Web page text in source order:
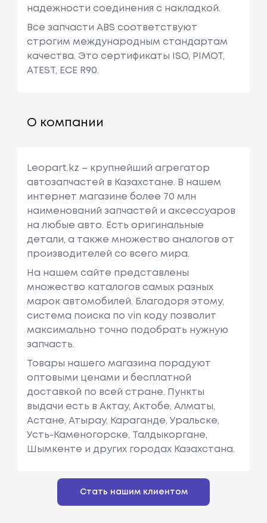
надежности соединения с накладкой.
Все запчасти ABS соответствуют
строгим международным стандартам
качества. Это сертификаты ISO, PIMOT,
ATEST, ЕСЕ R90.
О компании
Leopart.kz – крупнейший агрегатор
автозапчастей в Казахстане. В нашем
интернет магазине более 70 млн
наименований запчастей и аксессуаров
на любые авто. Есть оригинальные
детали, а также множество аналогов от
производителей со всего мира.
На нашем сайте представлены
множество каталогов самых разных
марок автомобилей. Благодоря этому,
система поиска по vin коду позволит
максимально точно подобрать нужную
запчасть.
Товары нашего магазина порадуют
оптовыми ценами и бесплатной
доставкой по всей стране. Пункты
выдачи есть в Актау, Актобе, Алматы,
Астане, Атырау, Караганде, Уральске,
Усть-Каменогорске, Талдыкоргане,
Шымкенте и других городах Казахстана.
Стать нашим клиентом